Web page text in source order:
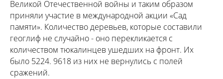
Великой Отечественной войны и таким образом
приняли участие в международной акции «Сад
памяти». Количество деревьев, которые составили
геоглиф не случайно - оно перекликается с
количеством тюкалинцев ушедших на фронт. Их
было 5224. 9618 из них не вернулись с полей
сражений.